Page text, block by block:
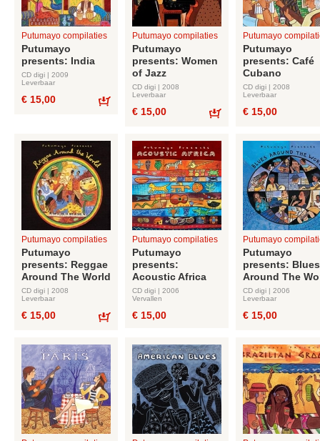
Putumayo compilaties
Putumayo
presents: India
CD digi | 2009
Leverbaar
€ 15,00
Putumayo compilaties
Putumayo
presents: Women
of Jazz
CD digi | 2008
Leverbaar
€ 15,00
Putumayo
Putumayo
presents: Café
Cubano
CD digi | 2008
Leverbaar
€ 15,00
Putumayo compilaties
Putumayo
presents: Reggae
Around The World
CD digi | 2008
Leverbaar
€ 15,00
Putumayo compilaties
Putumayo
presents:
Acoustic Africa
CD digi | 2006
Vervallen
€ 15,00
Putumayo
Putumayo
presents: Blues
Around The
CD digi | 2006
Leverbaar
€ 15,00